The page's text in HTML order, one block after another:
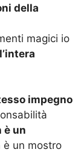
della
magici io
impegno
è un
è un mostro